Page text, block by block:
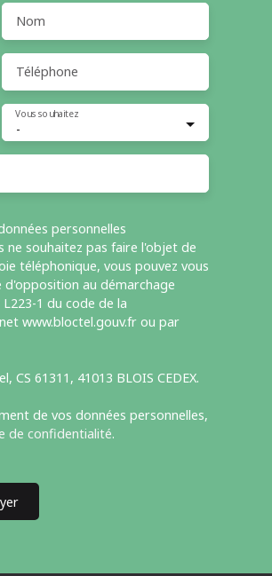
Nom
Téléphone
-
Vous souhaitez
personnelles
ne souhaitez pas faire l'objet de
téléphonique, vous pouvez vous
au démarchage
1 du code de la
www.bloctel.gouv.fr ou par
CS 61311, 41013 BLOIS CEDEX.
de vos données personnelles,
de confidentialité.